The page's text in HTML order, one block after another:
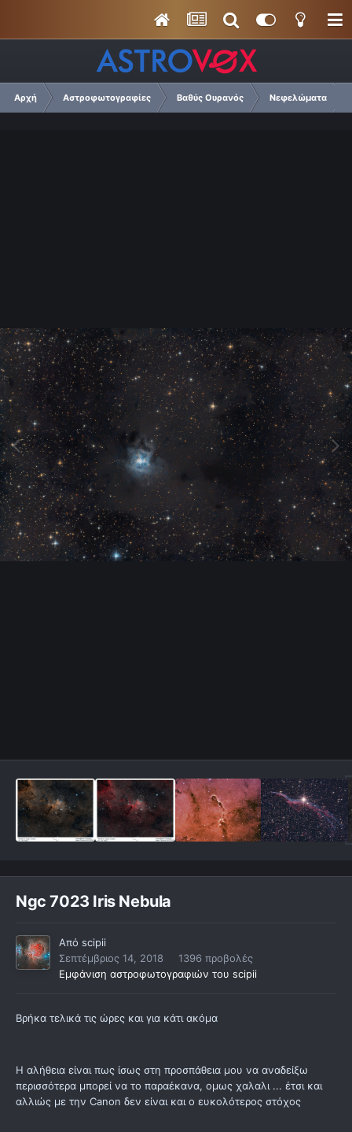
Αρχή Αστροφωτογραφίες Βαθύς Ουρανός Νεφελώματα
Ngc 7023 Iris Nebula
Από scipii
Σεπτέμβριος 14, 2018
1396 προβολές
Εμφάνιση αστροφωτογραφιών του scipii
Βρήκα τελικά τις ώρες και για κάτι ακόμα
Η αλήθεια είναι πως ίσως στη προσπάθεια μου να αναδείξω
περισσότερα μπορεί να το παραέκανα, ομως χαλαλι ... έτσι και
αλλιώς με την Canon δεν είναι και ο ευκολότερος στόχος